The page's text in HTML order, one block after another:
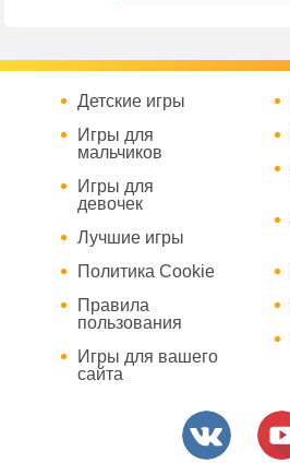
Детские игры
Игры для
мальчиков
Игры для
девочек
Лучшие игры
Политика Cookie
Правила
пользования
Игры для вашего
сайта